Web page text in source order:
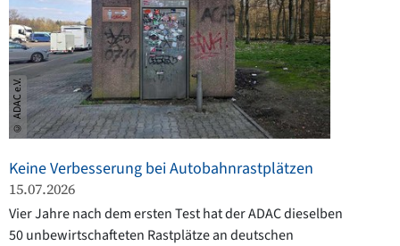
© ADAC e.V.
Keine Verbesserung bei Autobahnrastplätzen
15.07.2026
Vier Jahre nach dem ersten Test hat der ADAC dieselben
50 unbewirtschafteten Rastplätze an deutschen